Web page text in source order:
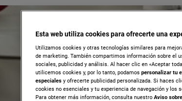
Esta web utiliza cookies para ofrecerte una
Utilizamos cookies y otras tecnologías similares para
de marketing. También compartimos información sobre el
sociales, publicidad y análisis. Al hacer clic en «Aceptar
utilicemos cookies y, por lo tanto, podamos personalizar tu
especiales y ofrecerte publicidad personalizada. Si haces
cookies no esenciales y tu experiencia de navegación y los
Para obtener más información, consulta nuestro Aviso